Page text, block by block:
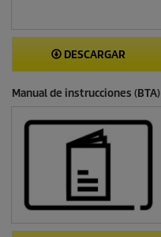
DESCARGAR
Manual de instrucciones (BTA)